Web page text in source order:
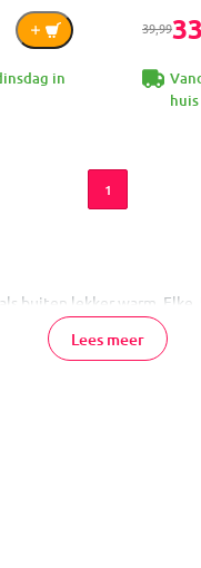
in
39,99
huis
1
buiten lekker warm.
of het
Lees meer